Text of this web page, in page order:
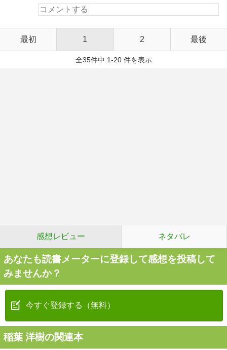
最初 1 2 最後
全35件中 1-20 件を表示
感想レビュー ネタバレ
あなたも読書メーターに登録して感想を投稿して
みませんか？
今すぐ登録する（無料）
稲葉 洋樹の関連本